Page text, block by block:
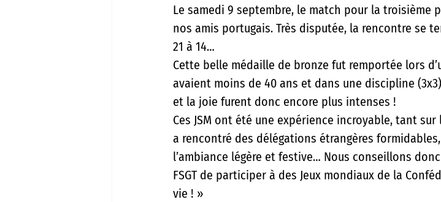
Le samedi 9 septembre, le match pour la
nos amis portugais. Très disputée, la rencontre se
21 à 14…
Cette belle médaille de bronze fut remportée lors
avaient moins de 40 ans et dans une discipline
et la joie furent donc encore plus intenses !
Ces JSM ont été une expérience incroyable, tant
a rencontré des délégations étrangères
l’ambiance légère et festive… Nous conseillons
FSGT de participer à des Jeux mondiaux de la
vie ! »